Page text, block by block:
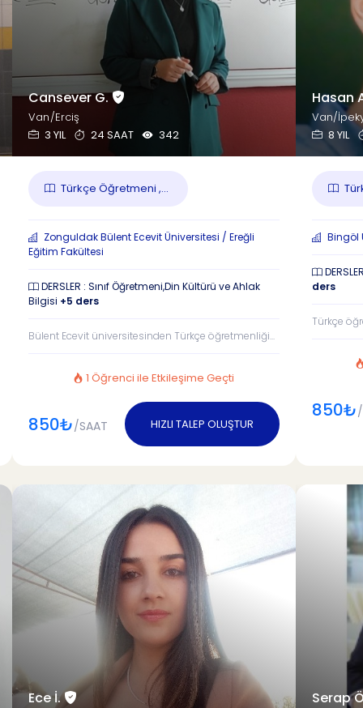
Cansever G.
Van/Erciş
3 YIL
24 SAAT 342
Türkçe Öğretmeni ,...
Zonguldak Bülent Ecevit Üniversitesi / Ereğli
Eğitim Fakültesi
DERSLER : Sınıf Öğretmeni,Din Kültürü ve Ahlak
Bilgisi +5 ders
Bülent Ecevit üniversitesinden Türkçe öğretmenliği...
1 Öğrenci ile Etkileşime Geçti
850₺/SAAT HIZLI TALEP OLUŞTUR
Hasan
Van/
8 YIL
Bingöl
ders
Türkçe
850₺
Ece İ. Serap